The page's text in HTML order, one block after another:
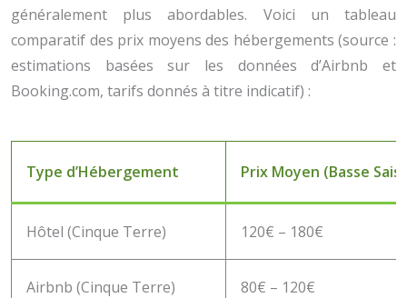
généralement plus abordables. Voici un tableau
comparatif des prix moyens des hébergements (source :
estimations basées sur les données d’Airbnb et
Booking.com, tarifs donnés à titre indicatif) :
Type d’Hébergement Prix Moyen (Basse
Hôtel (Cinque Terre) 120€ – 180€
Airbnb (Cinque Terre) 80€ – 120€